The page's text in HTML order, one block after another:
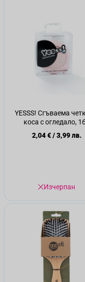
YESSS! Сгъваема
коса с огледало,
2,04 €/3,99 лв.
Изчерпан